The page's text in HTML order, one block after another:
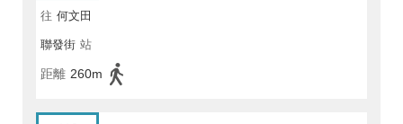
往 何文田
聯發街 站
距離 260m